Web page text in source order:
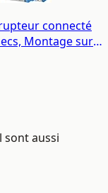
connecté
Montage sur
sont aussi